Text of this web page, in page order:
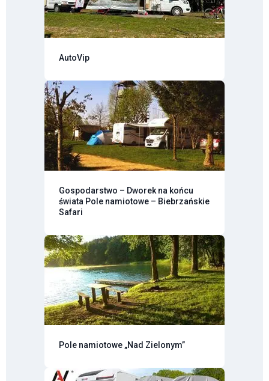
AutoVip
Gospodarstwo – Dworek na końcu
świata Pole namiotowe – Biebrzańskie
Safari
Pole namiotowe „Nad Zielonym”